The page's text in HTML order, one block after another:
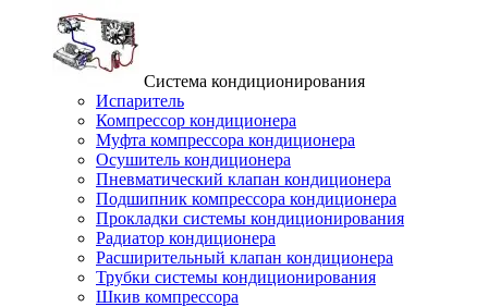
Система кондиционирования
Испаритель
Компрессор кондиционера
Муфта компрессора кондиционера
Осушитель кондиционера
Пневматический клапан кондиционера
Подшипник компрессора кондиционера
Прокладки системы кондиционирования
Радиатор кондиционера
Расширительный клапан кондиционера
Трубки системы кондиционирования
Шкив компрессора